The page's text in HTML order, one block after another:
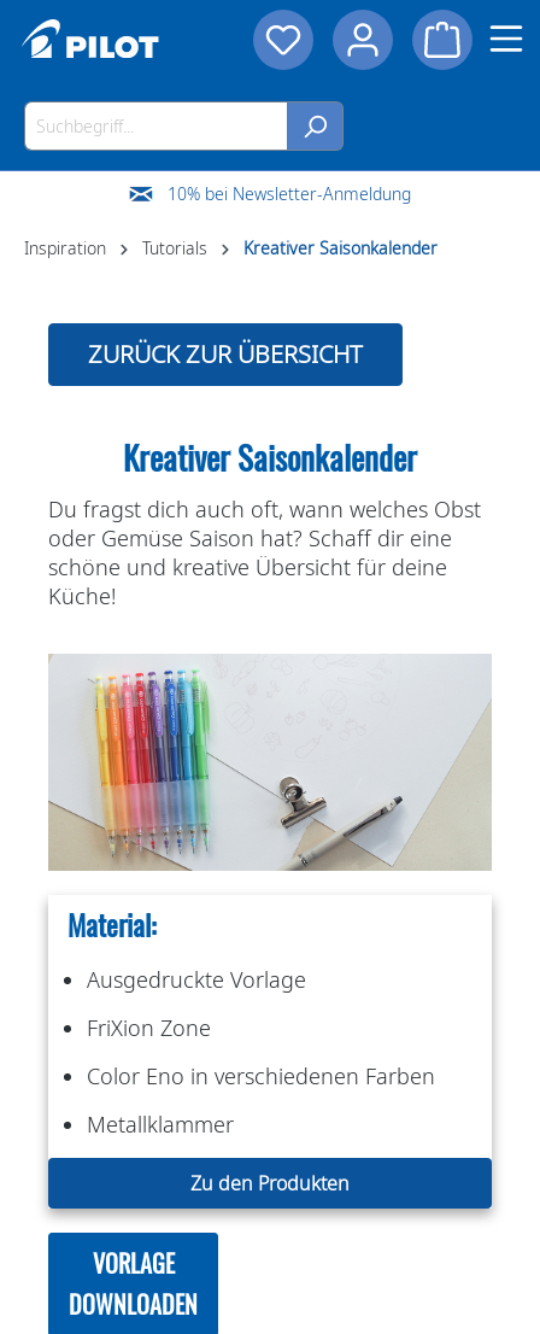
10% bei Newsletter-Anmeldung
Inspiration Tutorials Kreativer Saisonkalender
ZURÜCK ZUR ÜBERSICHT
Kreativer Saisonkalender
Du fragst dich auch oft, wann welches Obst
oder Gemüse Saison hat? Schaff dir eine
schöne und kreative Übersicht für deine
Küche!
Material:
Ausgedruckte Vorlage
FriXion Zone
Color Eno in verschiedenen Farben
Metallklammer
Zu den Produkten
VORLAGE
DOWNLOADEN